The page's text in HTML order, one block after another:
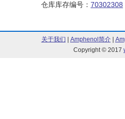
仓库库存编号： 70302308
关于我们 Amphenol简介|
Copyright © 2017